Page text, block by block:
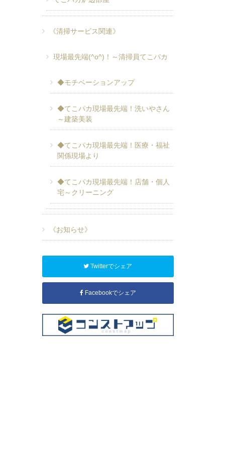
《清掃サービス関連》
現場最先端(^o^)！～清掃員てこパカ
◆モチベーションアップ
◆てこパカ現場最先端！洗いやさん
～建築美装
◆てこパカ現場最先端！医療・福祉
関係現場より
◆てこパカ現場最先端！店舗・個人
宅～クリーニング
《お知らせ》
Twitterでシェア
Facebookでシェア